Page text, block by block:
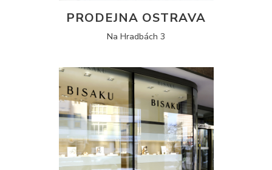
PRODEJNA OSTRAVA
Na Hradbách 3